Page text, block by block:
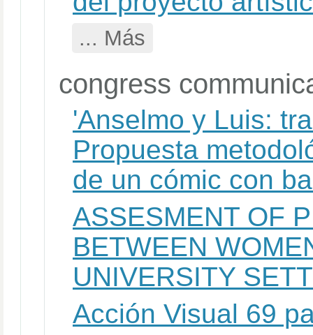
... Más
congress
'Anselmo y Luis:
Propuesta
de un cómic con
ASSESMENT OF
BETWEEN
UNIVERSITY
Acción Visual 69